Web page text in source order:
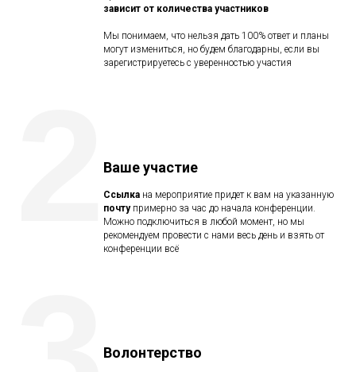
зависит от количества участников
Мы понимаем, что нельзя дать 100% ответ и планы
могут измениться, но будем благодарны, если вы
зарегистрируетесь с уверенностью участия
Ваше участие
Ссылка на мероприятие придет к вам на указанную
почту примерно за час до начала конференции.
Можно подключиться в любой момент, но мы
рекомендуем провести с нами весь день и взять от
конференции всё
Волонтерство